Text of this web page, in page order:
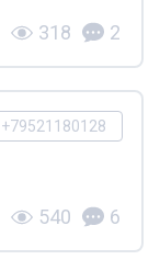
318 2
+79521180128
540 6